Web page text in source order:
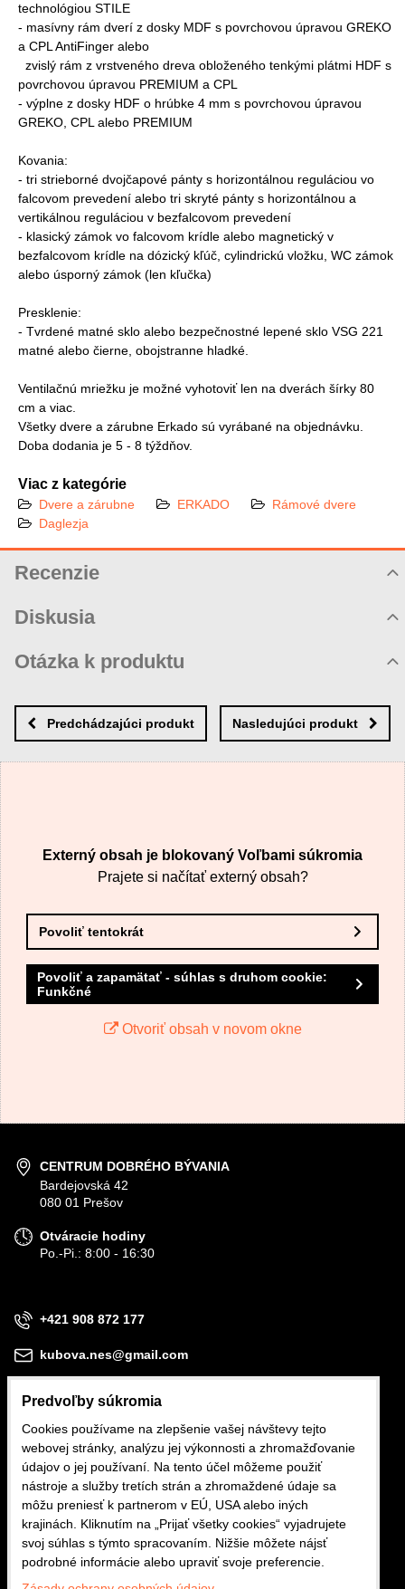
technológiou STILE
- masívny rám dverí z dosky MDF s povrchovou úpravou GREKO
a CPL AntiFinger alebo
zvislý rám z vrstveného dreva obloženého tenkými plátmi HDF s
povrchovou úpravou PREMIUM a CPL
- výplne z dosky HDF o hrúbke 4 mm s povrchovou úpravou
GREKO, CPL alebo PREMIUM
Kovania:
- tri strieborné dvojčapové pánty s horizontálnou reguláciou vo
falcovom prevedení alebo tri skryté pánty s horizontálnou a
vertikálnou reguláciou v bezfalcovom prevedení
- klasický zámok vo falcovom krídle alebo magnetický v
bezfalcovom krídle na dózický kľúč, cylindrickú vložku, WC zámok
alebo úsporný zámok (len kľučka)
Presklenie:
- Tvrdené matné sklo alebo bezpečnostné lepené sklo VSG 221
matné alebo čierne, obojstranne hladké.
Ventilačnú mriežku je možné vyhotoviť len na dverách šírky 80
cm a viac.
Všetky dvere a zárubne Erkado sú vyrábané na objednávku.
Doba dodania je 5 - 8 týždňov.
Viac z kategórie
Dvere a zárubne ERKADO
Rámové dvere
Daglezja
Recenzie
Diskusia
Zatiaľ nie sú žiadne komentáre! Buďte prvý!
Nový komentár
Otázka k produktu
MENO
VAŠA OTÁZKA K PRODUKTU
Odoslať
Predchádzajúci produkt Nasledujúci produkt
Externý obsah je blokovaný Voľbami súkromia
Prajete si načítať externý obsah?
Povoliť tentokrát
Povoliť a zapamätať - súhlas s druhom cookie:
Funkčné
Otvoriť obsah v novom okne
CENTRUM DOBRÉHO BÝVANIA
Bardejovská 42
080 01 Prešov
Otváracie hodiny
Po.-Pi.: 8:00 - 16:30
+421 908 872 177
kubova.nes@gmail.com
Obchodné podmienky
Reklamačné podmienky
Ochrana osobných údajov
Predvoľby súkromia
Cookies používame na zlepšenie vašej návštevy tejto
webovej stránky, analýzu jej výkonnosti a zhromažďovanie
údajov o jej používaní. Na tento účel môžeme použiť
nástroje a služby tretích strán a zhromaždené údaje sa
môžu preniesť k partnerom v EÚ, USA alebo iných
krajinách. Kliknutím na „Prijať všetky cookies“ vyjadrujete
svoj súhlas s týmto spracovaním. Nižšie môžete nájsť
podrobné informácie alebo upraviť svoje preferencie.